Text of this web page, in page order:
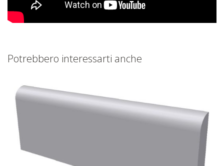
Potrebbero interessarti anche